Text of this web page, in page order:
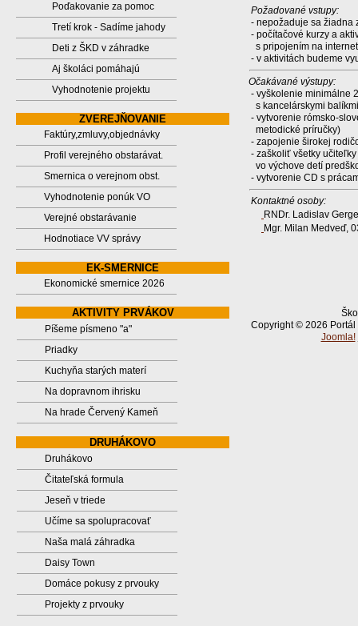
Poďakovanie za pomoc
Tretí krok - Sadíme jahody
Deti z ŠKD v záhradke
Aj školáci pomáhajú
Vyhodnotenie projektu
ZVEREJŇOVANIE
Faktúry,zmluvy,objednávky
Profil verejného obstarávat.
Smernica o verejnom obst.
Vyhodnotenie ponúk VO
Verejné obstarávanie
Hodnotiace VV správy
EK-SMERNICE
Ekonomické smernice 2026
AKTIVITY PRVÁKOV
Píšeme písmeno "a"
Priadky
Kuchyňa starých materí
Na dopravnom ihrisku
Na hrade Červený Kameň
DRUHÁKOVO
Druhákovo
Čitateľská formula
Jeseň v triede
Učíme sa spolupracovať
Naša malá záhradka
Daisy Town
Domáce pokusy z prvouky
Projekty z prvouky
Požadované vstupy:
- nepožaduje sa žiadna
- počítačové kurzy a
s pripojením na internet
- v aktivitách budeme
Očakávané výstupy:
- vyškolenie minimálne
s kancelárskymi
- vytvorenie rómsko-
metodické príručky)
- zapojenie širokej
- zaškoliť všetky
vo výchove detí
- vytvorenie CD s
Kontaktné osoby:
RNDr. Ladislav
Mgr. Milan Medveď,
Copyright © 2026 Portál
Joomla!